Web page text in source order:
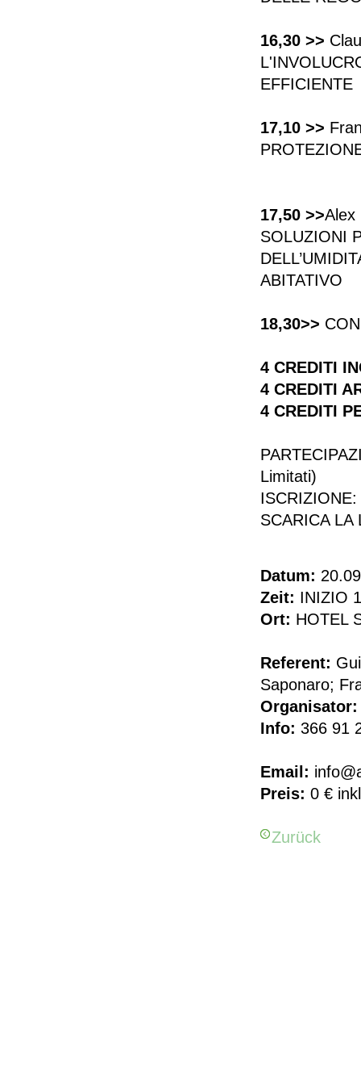
16,30 >>
EFFICIENTE
17,10 >>
17,50 >>Alex
SOLUZIONI
ABITATIVO
18,30>>
4 CREDITI
4 CREDITI
4 CREDITI
Limitati)
SCARICA
Datum:
Zeit: INIZIO
Ort: HOTEL
Referent:
Saponaro;
Organisator:
Info: 366 91
Email:
Preis: 0 €
Zurück